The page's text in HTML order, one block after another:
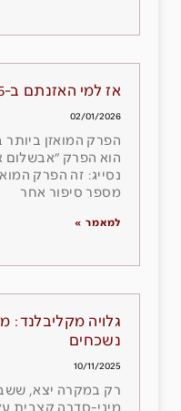
אז למי האזנתם ב-2025?
02/01/2026
הפרק המואזן
הוא הפרק ״אבשלום
נסייג: זה הפרק
מספר סיפור אחר
למאמר »
גלויה מקליבלנד:
נשכחים
10/11/2025
רק במקרה יצא,